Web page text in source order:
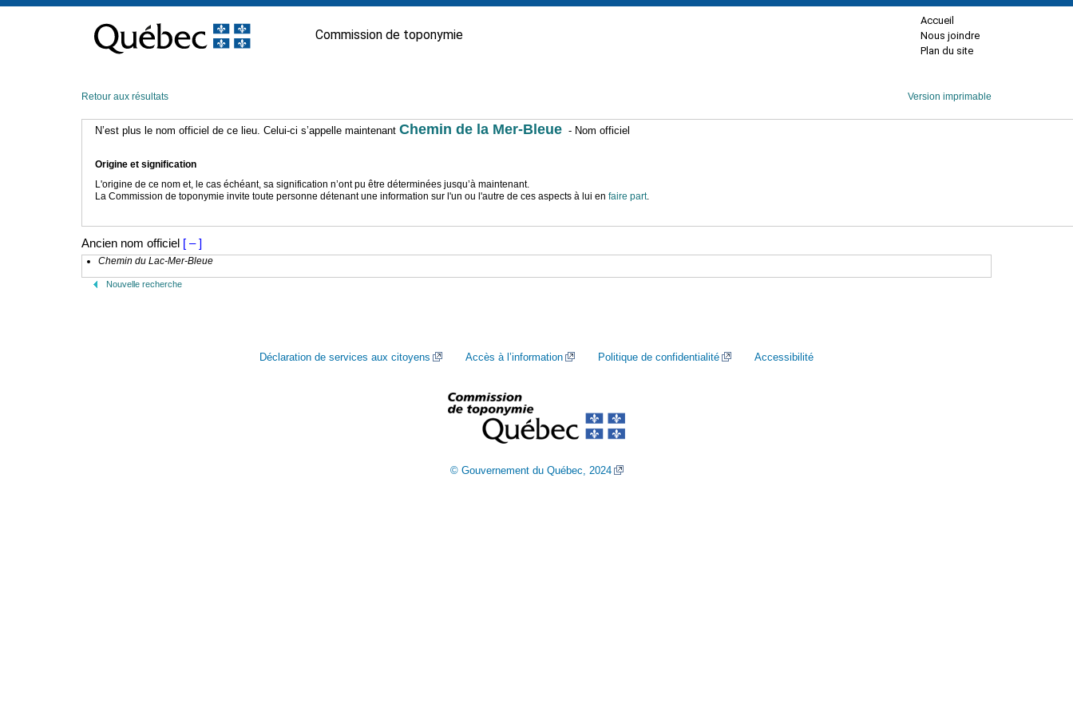
contenu
Commission de toponymie
Accueil
Nous joindre
Plan du site
Retour aux résultats Version imprimable
N’est plus le nom officiel de ce lieu. Celui-ci s’appelle maintenant Chemin de la Mer-Bleue - Nom officiel
Origine et signification
L'origine de ce nom et, le cas échéant, sa signification n’ont pu être déterminées jusqu’à maintenant.
La Commission de toponymie invite toute personne détenant une information sur l'un ou l'autre de ces aspects à lui en faire part.
Ancien nom officiel [ – ]
Chemin du Lac-Mer-Bleue
Nouvelle recherche
Déclaration de services aux citoyens Accès à l’information Politique de confidentialité Accessibilité
© Gouvernement du Québec, 2024